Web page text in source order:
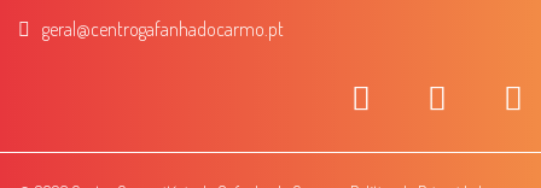
geral @centrogafanhadocarmo.pt